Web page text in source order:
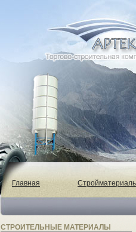
Главная
СТРОИТЕЛЬНЫЕ МАТЕРИАЛЫ